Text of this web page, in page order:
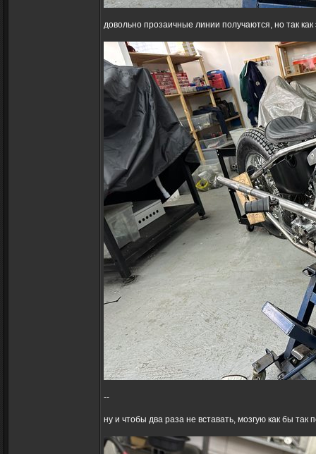
довольно прозаичные линии получаются, но так
--
ну и чтобы два раза не вставать, мозгую как бы